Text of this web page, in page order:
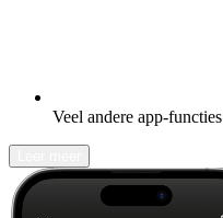
Veel andere app-functies